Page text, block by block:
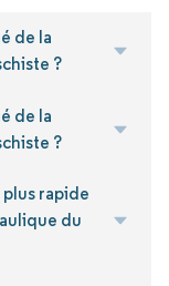
de la
?
de la
?
rapide
du